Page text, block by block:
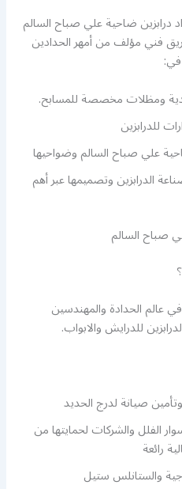
درابزين ضاحية علي صباح السالم
فني مؤلف من أمهر الحدادين
ومظلات مخصصة للمسابح.
للدرابزين
علي صباح السالم وضواحيها
الدرابزين وتصميمها عبر أهم
صباح السالم
عالم الحدادة والمهندسين
للدرايش والابواب.
صيانة لدرج الحديد
الفلل والشركات لحمايتها من
رائعة
والستانلس ستيل